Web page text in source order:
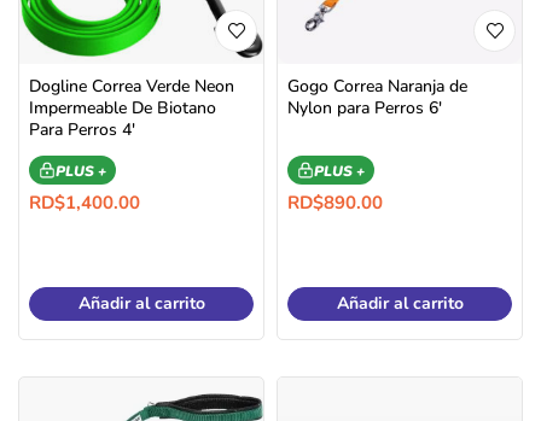
Dogline Correa Verde Neon
Impermeable De Biotano
Para Perros 4′
PLUS +
RD$1,400.00
Añadir al carrito
Gogo Correa Naranja de
Nylon para Perros 6′
PLUS +
RD$890.00
Añadir al carrito